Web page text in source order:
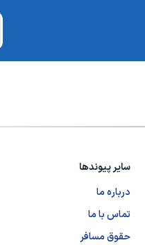
سایر پیوندها
درباره ما
تماس با ما
حقوق مسافر